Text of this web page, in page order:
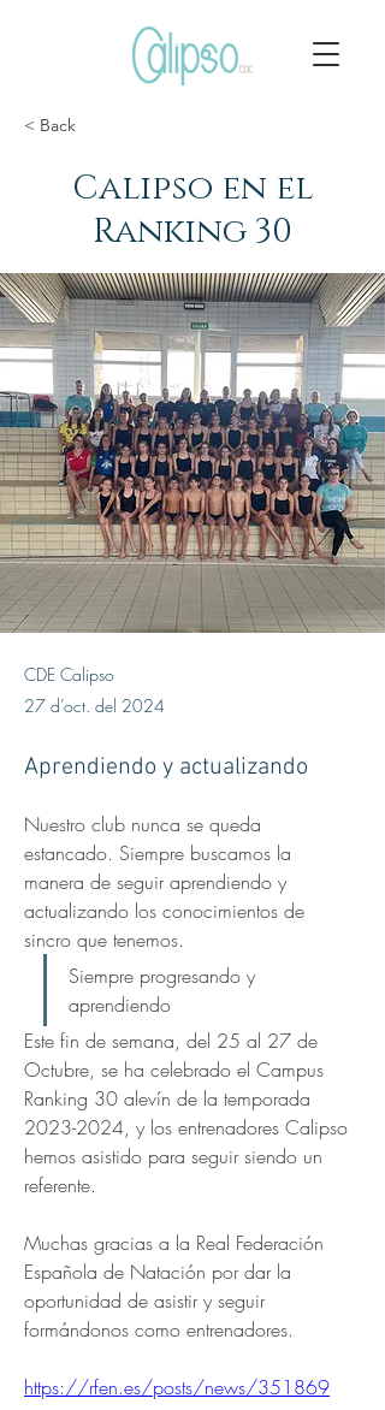
< Back
Calipso en el
Ranking 30
CDE Calipso
27 d’oct. del 2024
Aprendiendo y actualizando
Nuestro club nunca se queda
estancado. Siempre buscamos la
manera de seguir aprendiendo y
actualizando los conocimientos de
sincro que tenemos.
Siempre progresando y
aprendiendo
Este fin de semana, del 25 al 27 de
Octubre, se ha celebrado el Campus
Ranking 30 alevín de la temporada
2023-2024, y los entrenadores Calipso
hemos asistido para seguir siendo un
referente.
Muchas gracias a la Real Federación
Española de Natación por dar la
oportunidad de asistir y seguir
formándonos como entrenadores.
https://rfen.es/posts/news/351869